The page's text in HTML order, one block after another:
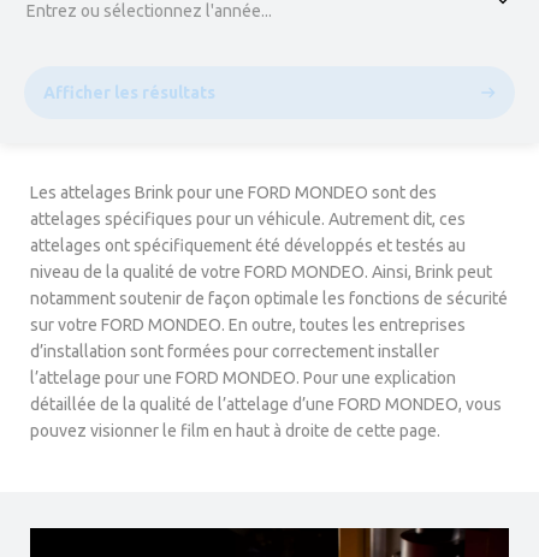
Entrez ou sélectionnez l'année...
Afficher les résultats
Les attelages Brink pour une FORD MONDEO sont des
attelages spécifiques pour un véhicule. Autrement dit, ces
attelages ont spécifiquement été développés et testés au
niveau de la qualité de votre FORD MONDEO. Ainsi, Brink peut
notamment soutenir de façon optimale les fonctions de sécurité
sur votre FORD MONDEO. En outre, toutes les entreprises
d’installation sont formées pour correctement installer
l’attelage pour une FORD MONDEO. Pour une explication
détaillée de la qualité de l’attelage d’une FORD MONDEO, vous
pouvez visionner le film en haut à droite de cette page.